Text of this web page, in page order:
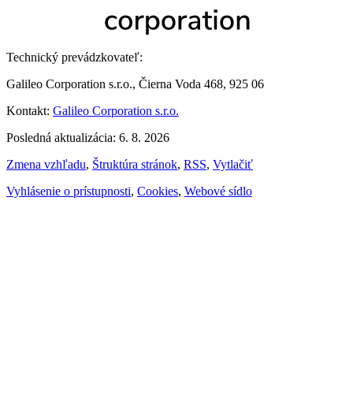
Technický prevádzkovateľ:
Galileo Corporation s.r.o., Čierna Voda 468, 925 06
Kontakt: Galileo Corporation s.r.o.
Posledná aktualizácia: 6. 8. 2026
Zmena vzhľadu, Štruktúra stránok, RSS, Vytlačiť
Vyhlásenie o prístupnosti, Cookies, Webové sídlo